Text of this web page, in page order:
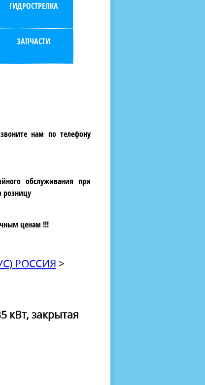
ГИДРОСТРЕЛКА
ЗАПЧАСТИ
нам по телефону
обслуживания при
розницу
ценам !!!
РОССИЯ >
кВт, закрытая